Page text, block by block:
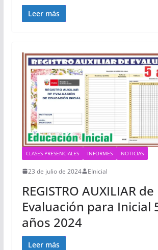
Leer más
CLASES PRESENCIALES INFORMES NOTICIAS
23 de julio de 2024 EInicial
REGISTRO AUXILIAR de
Evaluación para Inicial
años 2024
Leer más